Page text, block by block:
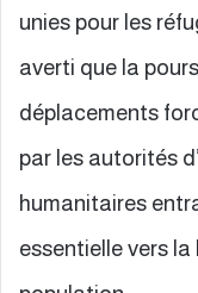
unies pour les
averti que la
déplacements
par les autorités
humanitaires
essentielle vers